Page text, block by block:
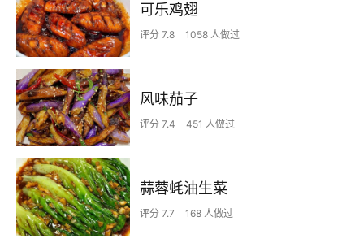
可乐鸡翅
评分 7.8 1058 人做过
风味茄子
评分 7.4 451 人做过
蒜蓉蚝油生菜
评分 7.7 168 人做过